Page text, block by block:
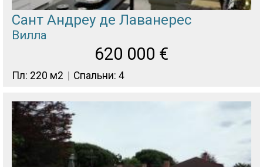
Сант Андреу де Лаванерес
Вилла
620 000 €
Пл: 220 м2 Спальни: 4